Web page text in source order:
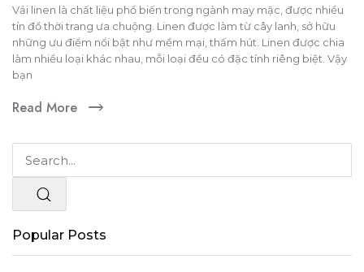
Vải linen là chất liệu phổ biến trong ngành may mặc, được nhiều
tín đồ thời trang ưa chuộng. Linen được làm từ cây lanh, sở hữu
những ưu điểm nổi bật như mềm mại, thấm hút. Linen được chia
làm nhiều loại khác nhau, mỗi loại đều có đặc tính riêng biệt. Vậy
bạn
Read More
Popular Posts